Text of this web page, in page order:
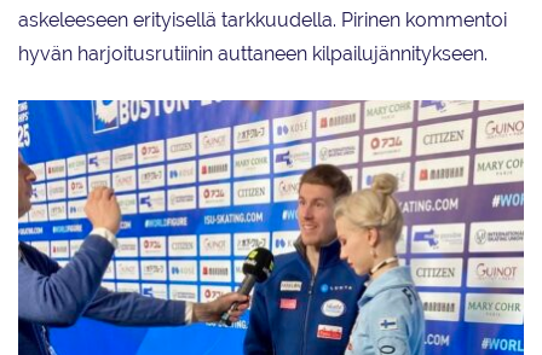
askeleeseen erityisellä tarkkuudella. Pirinen kommentoi
hyvän harjoitusrutiinin auttaneen kilpailujännitykseen.